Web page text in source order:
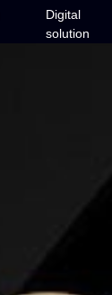
Digital
solution